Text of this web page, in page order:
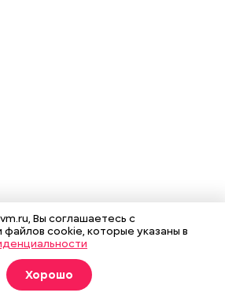
Вы соглашаетесь с
файлов cookie, которые указаны в
Хорошо